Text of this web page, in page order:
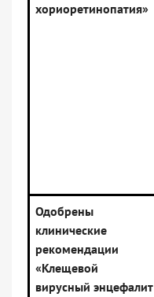
хориоретинопатия»
Одобрены
клинические
рекомендации
«Клещевой
вирусный энцефалит